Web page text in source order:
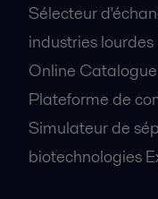
Sélecteur
industries
Online Catalogue
Plateforme de
Simulateur de
biotechnologies